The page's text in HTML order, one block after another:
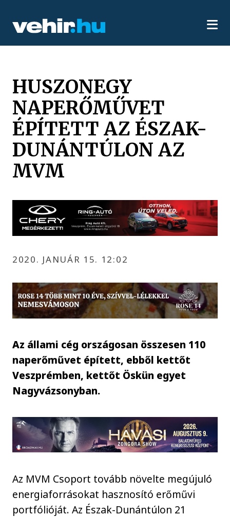
HUSZONEGY
NAPERŐMŰVET
ÉPÍTETT AZ ÉSZAK-
DUNÁNTÚLON AZ
MVM
2020. JANUÁR 15. 12:02
Az állami cég országosan összesen 110
naperőművet épített, ebből kettőt
Veszprémben, kettőt Öskün egyet
Nagyvázsonyban.
Az MVM Csoport tovább növelte megújuló
energiaforrásokat hasznosító erőművi
portfólióját. Az Észak-Dunántúlon 21